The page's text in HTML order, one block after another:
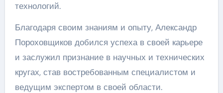
технологий.
Благодаря своим знаниям и опыту, Александр
Пороховщиков добился успеха в своей карьере
и заслужил признание в научных и технических
кругах, став востребованным специалистом и
ведущим экспертом в своей области.